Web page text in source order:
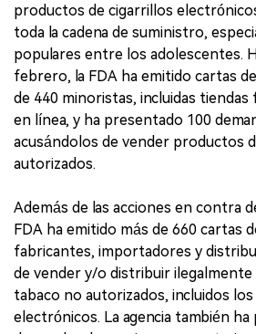
productos de cigarrillos
toda la cadena de suministro,
populares entre los adolescentes.
febrero, la FDA ha emitido cartas
de 440 minoristas, incluidas tiendas
en línea, y ha presentado 100
acusándolos de vender productos
autorizados.
Además de las acciones en contra
FDA ha emitido más de 660 cartas
fabricantes, importadores y
de vender y/o distribuir
tabaco no autorizados, incluidos
electrónicos. La agencia también